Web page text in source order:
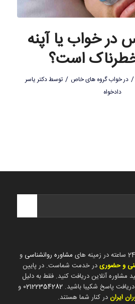
خواب یا آپنه
است؟
/ درخواب گروه های خاص / توسطدکتر یاسر
دادخواه
مشاوره روانشناسی و
و حضوریدر خدمت شماست. در پایین
مشاوره آنلاین دریافت کنید. فقط به دلیل
پاسخ شکیبا باشید. 02122354282 و
ایراندر کنار شما هستند.